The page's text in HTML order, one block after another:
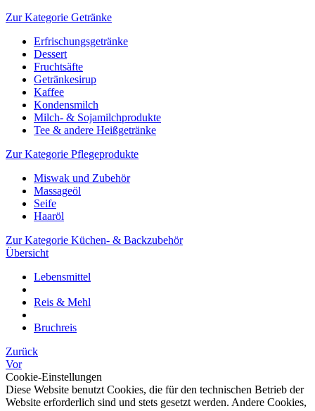
Zur Kategorie Getränke
Erfrischungsgetränke
Dessert
Fruchtsäfte
Getränkesirup
Kaffee
Kondensmilch
Milch- & Sojamilchprodukte
Tee & andere Heißgetränke
Zur Kategorie Pflegeprodukte
Miswak und Zubehör
Massageöl
Seife
Haaröl
Zur Kategorie Küchen- & Backzubehör
Übersicht
Lebensmittel
Reis & Mehl
Bruchreis
Zurück
Vor
Cookie-Einstellungen
Diese Website benutzt Cookies, die für den technischen Betrieb der
Website erforderlich sind und stets gesetzt werden. Andere Cookies,